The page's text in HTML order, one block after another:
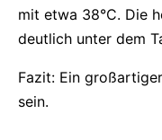
mit etwa 38°C. Die
deutlich unter dem
Fazit: Ein
sein.